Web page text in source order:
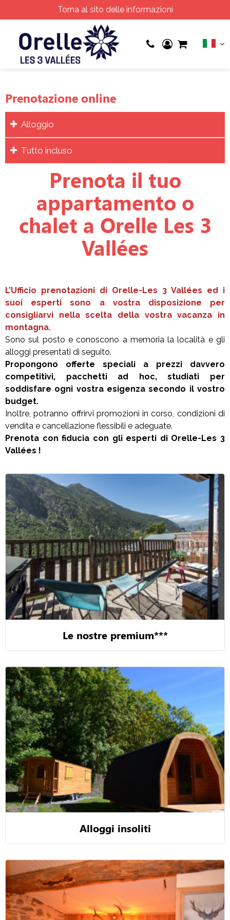
Torna al sito delle informazioni
Prenotazione online
Alloggio
Tutto incluso
Prenota il tuo
appartamento o
chalet a Orelle Les 3
Vallées
L’Ufficio prenotazioni di Orelle-Les 3 Vallées ed i
suoi esperti sono a vostra disposizione per
consigliarvi nella scelta della vostra vacanza in
montagna.
Sono sul posto e conoscono a memoria la località e gli
alloggi presentati di seguito.
Propongono offerte speciali a prezzi davvero
competitivi, pacchetti ad hoc, studiati per
soddisfare ogni vostra esigenza secondo il vostro
budget.
Inoltre, potranno offrirvi promozioni in corso, condizioni di
vendita e cancellazione flessibili e adeguate.
Prenota con fiducia con gli esperti di Orelle-Les 3
Vallées !
Le nostre premium***
Alloggi insoliti